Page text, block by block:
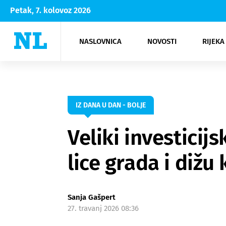
Petak, 7. kolovoz 2026
NASLOVNICA NOVOSTI
Rijeka Opatija
NK
Moda
Kultura
IZ DANA U DAN - BOLJE
Veliki
lice grada i dižu
Sanja Gašpert
27. travanj 2026 08:36